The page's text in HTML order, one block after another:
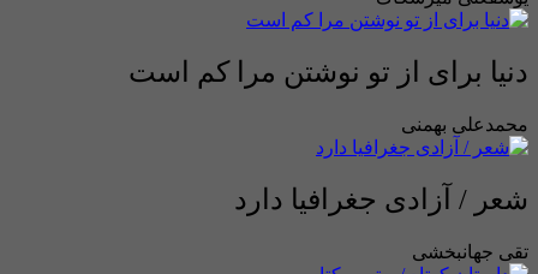
دنیا برای از تو نوشتن مرا کم است
محمدعلی بهمنی
شعر / آزادی جغرافیا دارد
تقی جهانبخشی